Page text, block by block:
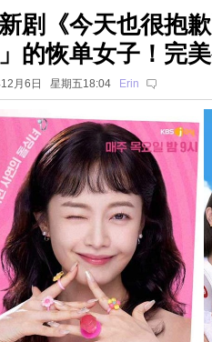
剧《今天也很抱
」的恢单女子！完
月6日 星期五18:04 Erin